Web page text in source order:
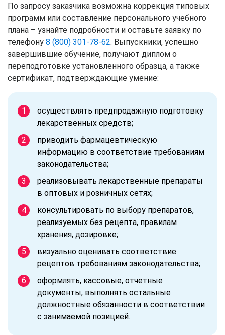
По запросу заказчика возможна коррекция типовых
программ или составление персонального учебного
плана – узнайте подробности и оставьте заявку по
телефону 8 (800) 301-78-62. Выпускники, успешно
завершившие обучение, получают диплом о
переподготовке установленного образца, а также
сертификат, подтверждающие умение:
осуществлять предпродажную подготовку
лекарственных средств;
приводить фармацевтическую
информацию в соответствие требованиям
законодательства;
реализовывать лекарственные препараты
в оптовых и розничных сетях;
консультировать по выбору препаратов,
реализуемых без рецепта, правилам
хранения, дозировке;
визуально оценивать соответствие
рецептов требованиям законодательства;
оформлять, кассовые, отчетные
документы, выполнять остальные
должностные обязанности в соответствии
с занимаемой позицией.